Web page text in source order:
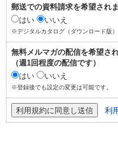
郵送での資料請求を希望され
はい
いいえ
※デジタルカタログ（ダウンロード版
無料メルマガの配信を希望さ
（週1回程度の配信です）
はい
いいえ
※登録後でも設定の変更は可能です。
利